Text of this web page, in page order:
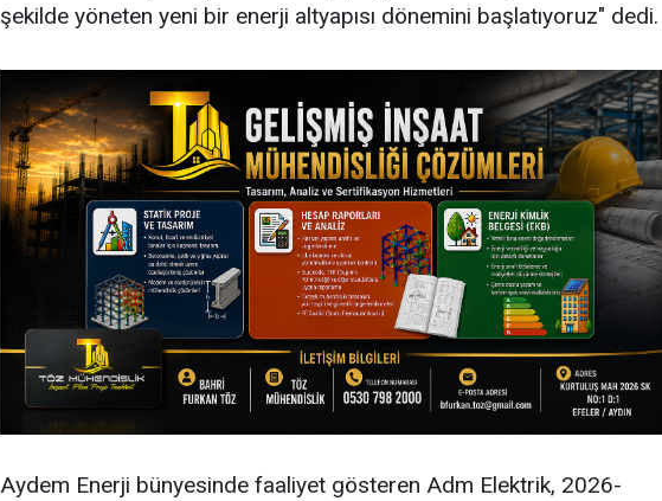
şekilde yöneten yeni bir enerji altyapısı dönemini başlatıyoruz" dedi.
Aydem Enerji bünyesinde faaliyet gösteren Adm Elektrik, 2026-